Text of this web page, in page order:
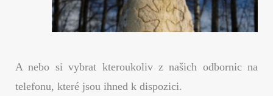
A nebo si vybrat kteroukoliv z našich odbornic na
telefonu, které jsou ihned k dispozici.